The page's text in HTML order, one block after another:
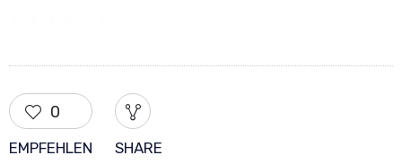
0
EMPFEHLEN SHARE